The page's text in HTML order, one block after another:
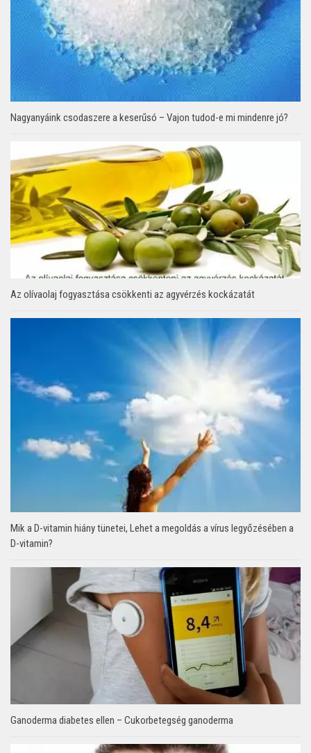
Nagyanyáink csodaszere a keserűsó – Vajon tudod-e mi mindenre jó?
Az olívaolaj fogyasztása csökkenti az agyvérzés kockázatát
Mik a D-vitamin hiány tünetei, Lehet a megoldás a vírus legyőzésében a
D-vitamin?
Ganoderma diabetes ellen – Cukorbetegség ganoderma